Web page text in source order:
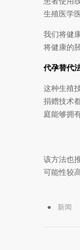
生殖医学
我们将健
将健康的
代孕替代
这种生殖
捐赠技术
庭能够拥
该方法也
可能性较
新闻